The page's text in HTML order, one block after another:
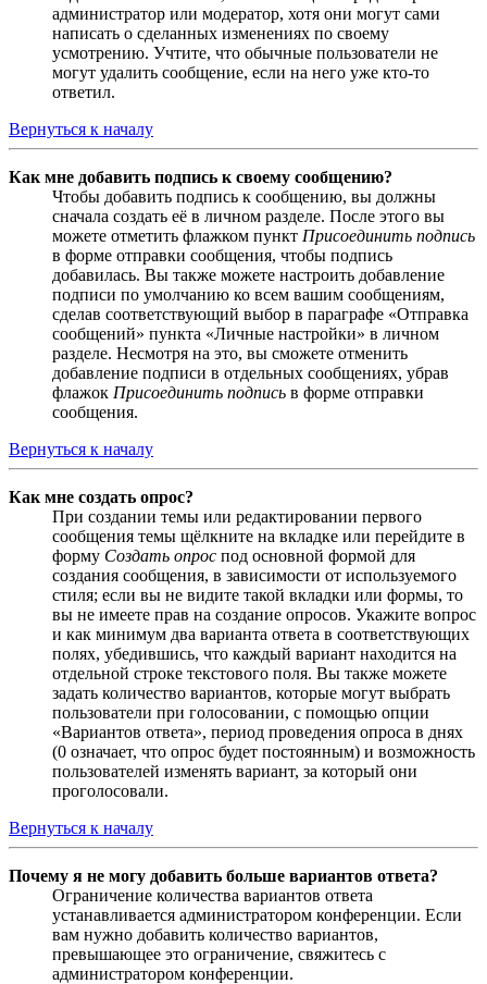
администратор или модератор, хотя они могут сами
написать о сделанных изменениях по своему
усмотрению. Учтите, что обычные пользователи не
могут удалить сообщение, если на него уже кто-то
ответил.
Вернуться к началу
Как мне добавить подпись к своему сообщению?
Чтобы добавить подпись к сообщению, вы должны
сначала создать её в личном разделе. После этого вы
можете отметить флажком пункт Присоединить подпись
в форме отправки сообщения, чтобы подпись
добавилась. Вы также можете настроить добавление
подписи по умолчанию ко всем вашим сообщениям,
сделав соответствующий выбор в параграфе «Отправка
сообщений» пункта «Личные настройки» в личном
разделе. Несмотря на это, вы сможете отменить
добавление подписи в отдельных сообщениях, убрав
флажок Присоединить подпись в форме отправки
сообщения.
Вернуться к началу
Как мне создать опрос?
При создании темы или редактировании первого
сообщения темы щёлкните на вкладке или перейдите в
форму Создать опрос под основной формой для
создания сообщения, в зависимости от используемого
стиля; если вы не видите такой вкладки или формы, то
вы не имеете прав на создание опросов. Укажите вопрос
и как минимум два варианта ответа в соответствующих
полях, убедившись, что каждый вариант находится на
отдельной строке текстового поля. Вы также можете
задать количество вариантов, которые могут выбрать
пользователи при голосовании, с помощью опции
«Вариантов ответа», период проведения опроса в днях
(0 означает, что опрос будет постоянным) и возможность
пользователей изменять вариант, за который они
проголосовали.
Вернуться к началу
Почему я не могу добавить больше вариантов ответа?
Ограничение количества вариантов ответа
устанавливается администратором конференции. Если
вам нужно добавить количество вариантов,
превышающее это ограничение, свяжитесь с
администратором конференции.